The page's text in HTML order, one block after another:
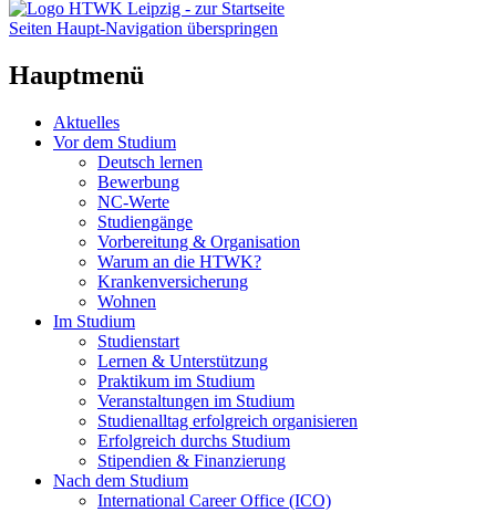
Seiten Haupt-Navigation überspringen
Hauptmenü
Aktuelles
Vor dem Studium
Deutsch lernen
Bewerbung
NC-Werte
Studiengänge
Vorbereitung & Organisation
Warum an die HTWK?
Krankenversicherung
Wohnen
Im Studium
Studienstart
Lernen & Unterstützung
Praktikum im Studium
Veranstaltungen im Studium
Studienalltag erfolgreich organisieren
Erfolgreich durchs Studium
Stipendien & Finanzierung
Nach dem Studium
International Career Office (ICO)